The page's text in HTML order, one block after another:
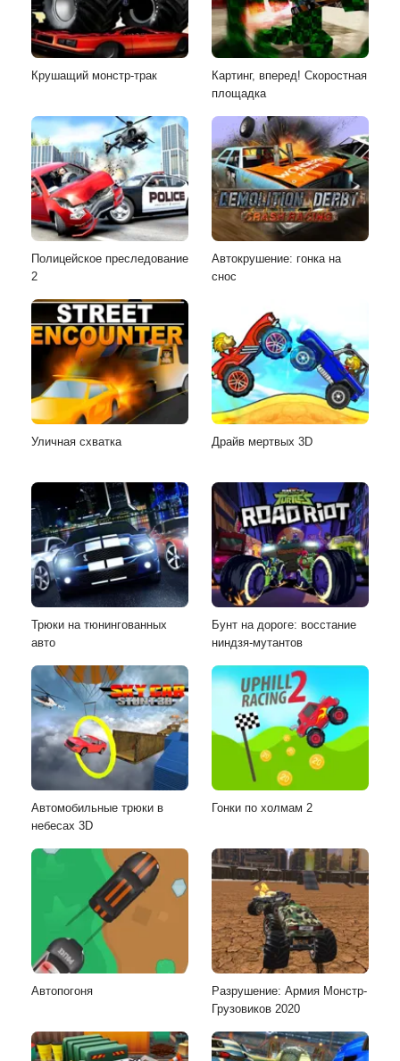
Крушащий монстр-трак
Картинг, вперед! Скоростная
площадка
Полицейское преследование
2
Автокрушение: гонка на
снос
Уличная схватка Драйв мертвых 3D
Трюки на тюнингованных
авто
Бунт на дороге: восстание
ниндзя-мутантов
Автомобильные трюки в
небесах 3D
Гонки по холмам 2
Автопогоня
Разрушение: Армия Монстр-
Грузовиков 2020